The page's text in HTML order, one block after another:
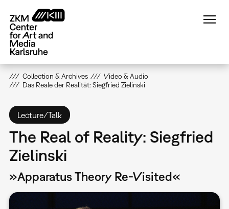
main
content
Collection & Archives
Video & Audio
Das Reale der Realität: Siegfried Zielinski
Lecture/Talk
The Real of Reality: Siegfried
Zielinski
»Apparatus Theory Re-Visited«